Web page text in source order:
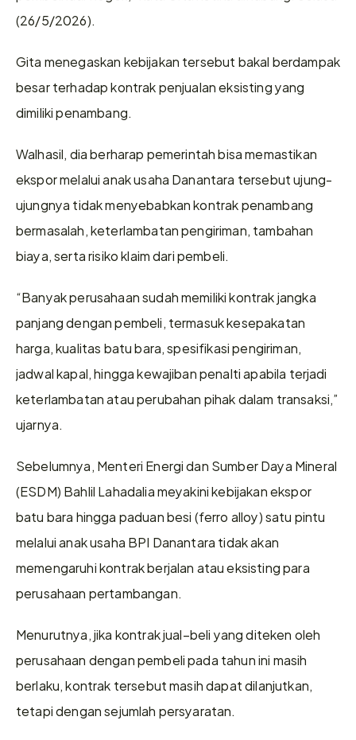
(26/5/2026).
Gita menegaskan kebijakan tersebut bakal berdampak
besar terhadap kontrak penjualan eksisting yang
dimiliki penambang.
Walhasil, dia berharap pemerintah bisa memastikan
ekspor melalui anak usaha Danantara tersebut ujung-
ujungnya tidak menyebabkan kontrak penambang
bermasalah, keterlambatan pengiriman, tambahan
biaya, serta risiko klaim dari pembeli.
“Banyak perusahaan sudah memiliki kontrak jangka
panjang dengan pembeli, termasuk kesepakatan
harga, kualitas batu bara, spesifikasi pengiriman,
jadwal kapal, hingga kewajiban penalti apabila terjadi
keterlambatan atau perubahan pihak dalam transaksi,”
ujarnya.
Sebelumnya, Menteri Energi dan Sumber Daya Mineral
(ESDM) Bahlil Lahadalia meyakini kebijakan ekspor
batu bara hingga paduan besi (ferro alloy) satu pintu
melalui anak usaha BPI Danantara tidak akan
memengaruhi kontrak berjalan atau eksisting para
perusahaan pertambangan.
Menurutnya, jika kontrak jual–beli yang diteken oleh
perusahaan dengan pembeli pada tahun ini masih
berlaku, kontrak tersebut masih dapat dilanjutkan,
tetapi dengan sejumlah persyaratan.